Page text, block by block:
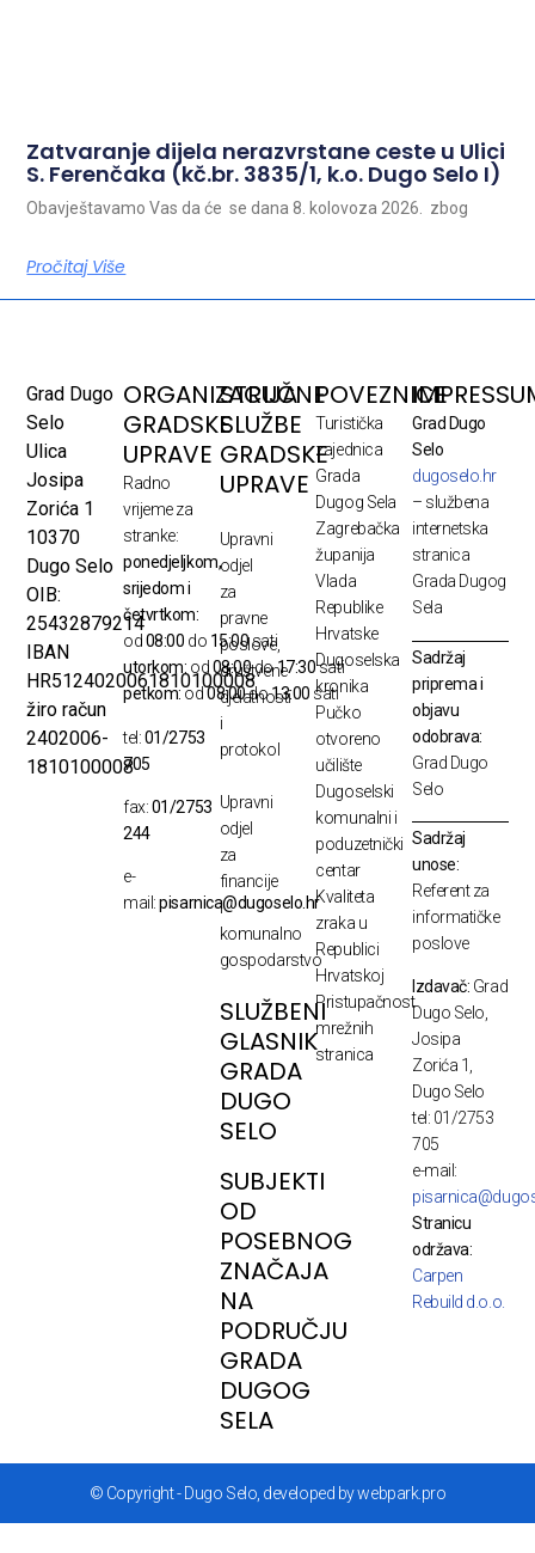
Zatvaranje dijela nerazvrstane ceste u Ulici
S. Ferenčaka (kč.br. 3835/1, k.o. Dugo Selo I)
Obavještavamo Vas da će se dana 8. kolovoza 2026. zbog
Pročitaj Više
Grad Dugo
Selo
Ulica
Josipa
Zorića 1
10370
Dugo Selo
OIB:
25432879214
IBAN
HR5124020061810100008
žiro račun
2402006-
1810100008
ORGANIZACIJA
GRADSKE
UPRAVE
Radno
vrijeme za
stranke:
ponedjeljkom,
srijedom i
četvrtkom:
od08:00 do 15:00sati
utorkom: od08:00do17:30sati
petkom:od08:00do13:00 sati
tel:01/2753
705
fax:01/2753
244
e-
mail:pisarnica@dugoselo.hr
STRUČNE
SLUŽBE
GRADSKE
UPRAVE
Upravni
odjel
za
pravne
poslove,
društvene
djelatnosti
i
protokol
Upravni
odjel
za
financije
i
komunalno
gospodarstvo
SLUŽBENI
GLASNIK
GRADA
DUGO
SELO
SUBJEKTI
OD
POSEBNOG
ZNAČAJA
NA
PODRUČJU
GRADA
DUGOG
SELA
POVEZNICE
Turistička
zajednica
Grada
Dugog Sela
Zagrebačka
županija
Vlada
Republike
Hrvatske
Dugoselska
kronika
Pučko
otvoreno
učilište
Dugoselski
komunalni i
poduzetnički
centar
Kvaliteta
zraka u
Republici
Hrvatskoj
Pristupačnost
mrežnih
stranica
Grad Dugo
Selo
dugoselo.hr
– službena
internetska
stranica
Grada Dugog
Sela
Sadržaj
priprema i
objavu
odobrava:
Grad Dugo
Selo
Sadržaj
unose:
Referent za
informatičke
poslove
Izdavač: Grad
Dugo Selo,
Josipa
Zorića 1,
Dugo Selo
tel: 01/2753
705
e-mail:
Stranicu
održava:
Carpen
Rebuild d.o.o.
© Copyright - Dugo Selo, developed by webpark.pro